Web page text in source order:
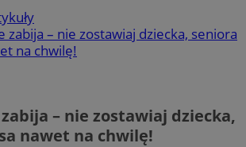
zabija – nie zostawiaj dziecka, seniora
na chwilę!
– nie zostawiaj dziecka,
nawet na chwilę!